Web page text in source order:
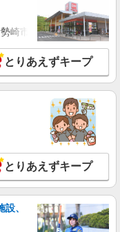
丹波エリア DD横田CL
例：254,000円（21日稼
：丹波市 通勤方法：徒
最寄り駅：石生駅から徒
無料）駐車場利用OK
詳細を見る
丹波エリア FD氷上CL
崎市・太田市・館林市
とりあえずキープ
とりあえずキープ
、